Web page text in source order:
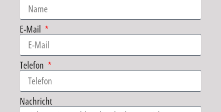
E-Mail
Telefon
Nachricht